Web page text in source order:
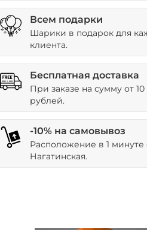
Всем подарки
Шарики в подарок для
клиента.
Бесплатная доставка
При заказе на сумму от
рублей.
-10% на самовывоз
Расположение в 1 минуте
Нагатинская.